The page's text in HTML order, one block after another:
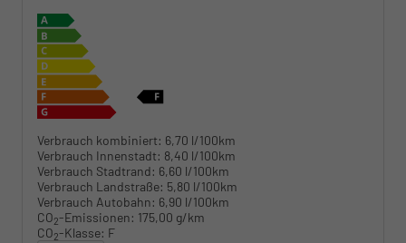
Verbrauch kombiniert: 6,70 l/100km
Verbrauch Innenstadt: 8,40 l/100km
Verbrauch Stadtrand: 6,60 l/100km
Verbrauch Landstraße: 5,80 l/100km
Verbrauch Autobahn: 6,90 l/100km
CO2-Emissionen: 175,00 g/km
CO2-Klasse: F